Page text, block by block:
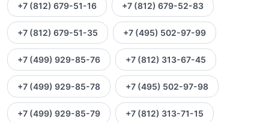
+7 (812) 679-51-16 +7 (812) 679-52-83
+7 (812) 679-51-35 +7 (495) 502-97-99
+7 (499) 929-85-76 +7 (812) 313-67-45
+7 (499) 929-85-78 +7 (495) 502-97-98
+7 (499) 929-85-79 +7 (812) 313-71-15